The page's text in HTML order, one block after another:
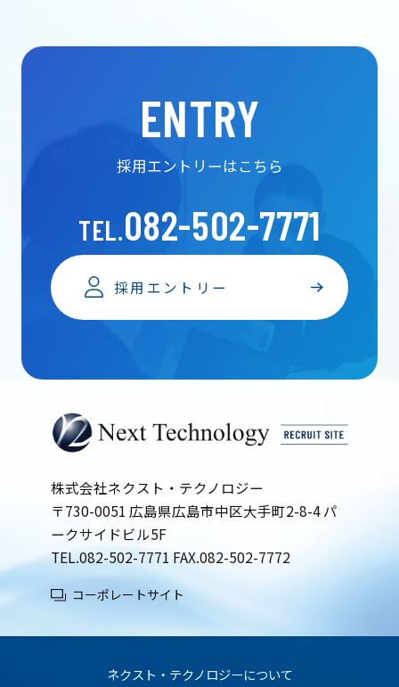
ENTRY
採用エントリーはこちら
TEL.082-502-7771
採用エントリー
株式会社ネクスト・テクノロジー
〒730-0051 広島県広島市中区大手町2-8-4 パ
ークサイドビル5F
TEL.082-502-7771FAX.082-502-7772
コーポレートサイト
ネクスト・テクノロジーについて